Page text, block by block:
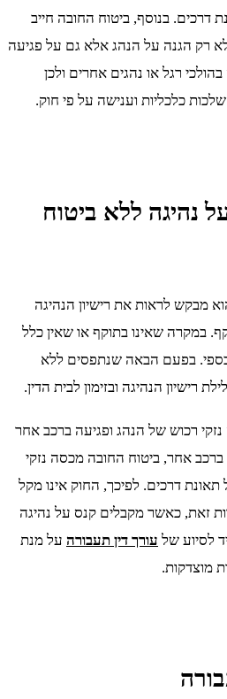
דרכים. בנוסף, ביטוח החובה חייב
רק הגנה על הנהג אלא גם על פגיעה
רגל או נהגים אחרים ולכן
כלכליות וענישה על פי חוק.
נהיגה ללא ביטוח
מבקש לראות את רישיון הנהיגה
במקרה שאינו בתוקף או שאין כלל
בפעם הבאה שנתפסים ללא
רישיון הנהיגה ובזימון לבית הדין.
רכוש של הנהג ופגיעה ברכב אחר
אחר, ביטוח החובה מכסה נזקי
תאונת דרכים. לפיכך, החוק אינו מקל
זאת, כאשר מקבלים קנס על נהיגה
לסיוע של עורך דין תעבורה על מנת
מוצדקות.